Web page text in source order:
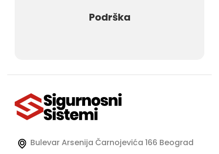
Podrška
Bulevar Arsenija Čarnojevića 166 Beograd